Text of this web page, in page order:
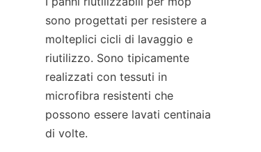
sono progettati per resistere a
molteplici cicli di lavaggio e
riutilizzo. Sono tipicamente
realizzati con tessuti in
microfibra resistenti che
possono essere lavati centinaia
di volte.